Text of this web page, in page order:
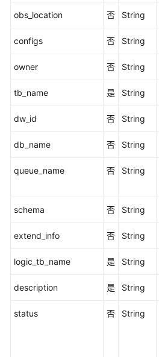
构
构
口
准
口
数
obs_location 否 String
configs 否 String
owner 否 String
tb_name 是 String
dw_id 否 String
db_name 否 String
queue_name 否 String
schema 否 String
extend_info 否 String
logic_tb_name 是 String
description 是 String
status 否 String